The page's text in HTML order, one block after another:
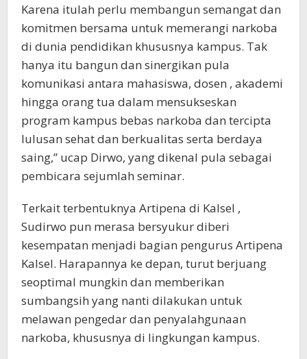
Karena itulah perlu membangun semangat dan
komitmen bersama untuk memerangi narkoba
di dunia pendidikan khususnya kampus. Tak
hanya itu bangun dan sinergikan pula
komunikasi antara mahasiswa, dosen , akademi
hingga orang tua dalam mensukseskan
program kampus bebas narkoba dan tercipta
lulusan sehat dan berkualitas serta berdaya
saing,” ucap Dirwo, yang dikenal pula sebagai
pembicara sejumlah seminar.
Terkait terbentuknya Artipena di Kalsel ,
Sudirwo pun merasa bersyukur diberi
kesempatan menjadi bagian pengurus Artipena
Kalsel. Harapannya ke depan, turut berjuang
seoptimal mungkin dan memberikan
sumbangsih yang nanti dilakukan untuk
melawan pengedar dan penyalahgunaan
narkoba, khususnya di lingkungan kampus.